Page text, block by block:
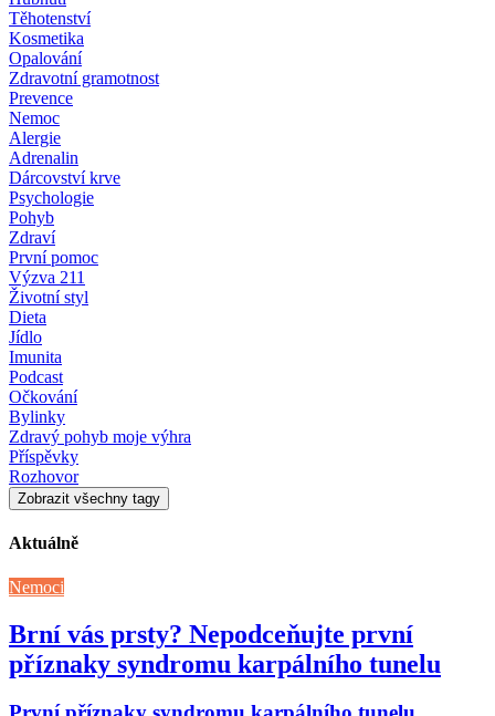
Těhotenství
Kosmetika
Opalování
Zdravotní gramotnost
Prevence
Nemoc
Alergie
Adrenalin
Dárcovství krve
Psychologie
Pohyb
Zdraví
První pomoc
Výzva 211
Životní styl
Dieta
Jídlo
Imunita
Podcast
Očkování
Bylinky
Zdravý pohyb moje výhra
Příspěvky
Rozhovor
Zobrazit všechny tagy
Aktuálně
Nemoci
Brní vás prsty? Nepodceňujte první
příznaky syndromu karpálního tunelu